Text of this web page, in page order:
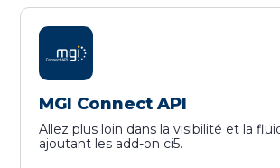
MGI Connect API
Allez plus loin dans la visibilité et la
ajoutant les add-on ci5.